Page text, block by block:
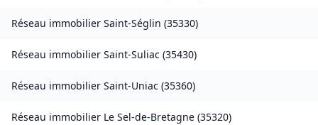
Réseau immobilier Saint-Séglin (35330)
Réseau immobilier Saint-Suliac (35430)
Réseau immobilier Saint-Uniac (35360)
Réseau immobilier Le Sel-de-Bretagne (35320)